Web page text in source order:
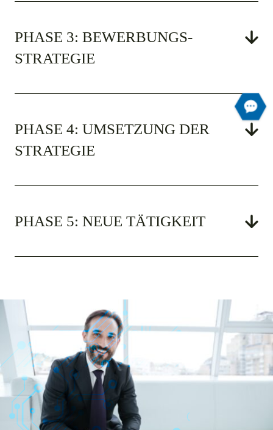
PHASE 3: BEWERBUNGS­
STRATEGIE
PHASE 4: UMSETZUNG DER
STRATEGIE
PHASE 5: NEUE TÄTIGKEIT